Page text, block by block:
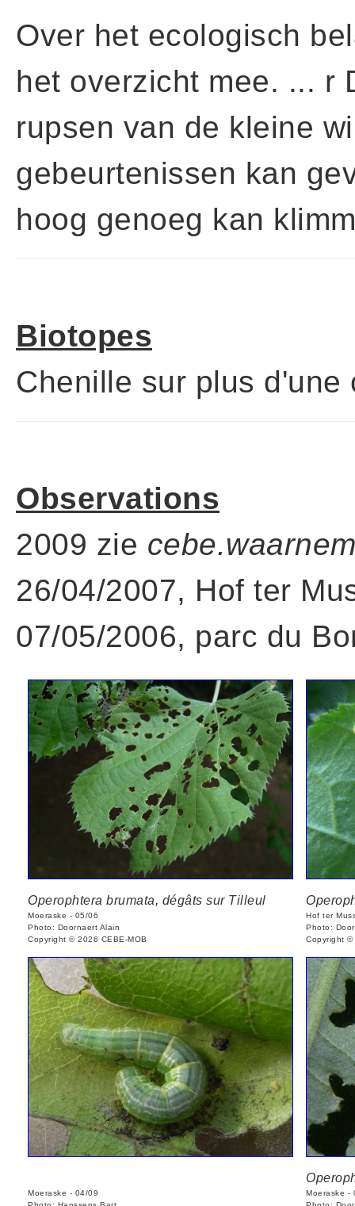
Over het ecologisch
het overzicht mee. ... r
rupsen van de kleine
gebeurtenissen kan
hoog genoeg kan
Biotopes
Chenille sur plus
Observations
2009 zie
26/04/2007, Hof ter
07/05/2006, parc du
Operophtera brumata, dégâts sur Tilleul
Moeraske - 05/06
Photo: Doornaert Alain
Copyright © 2026 CEBE-MOB
Hof ter
Photo:
Copyright ©
Moeraske - 04/09
Moeraske -